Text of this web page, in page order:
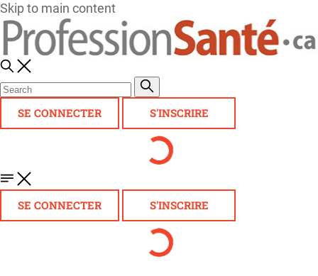
Skip to main content
SE CONNECTER S'INSCRIRE
SE CONNECTER S'INSCRIRE